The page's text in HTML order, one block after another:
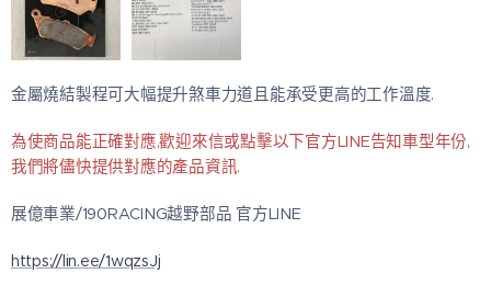
金屬燒結製程可大幅提升煞車力道且能承受更高的工作溫度.
為使商品能正確對應,歡迎來信或點擊以下官方LINE告知車型年份,
我們將儘快提供對應的產品資訊.
展億車業/190RACING越野部品 官方LINE
https://lin.ee/1wqzsJj